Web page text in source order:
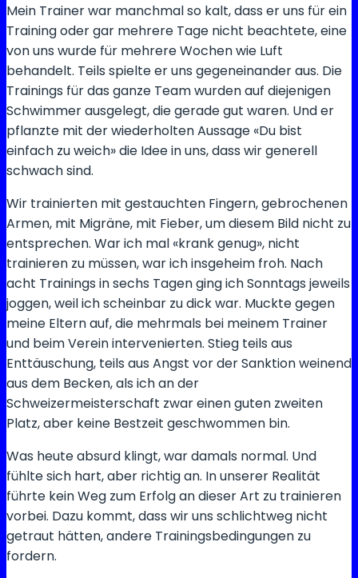
Mein Trainer war manchmal so kalt, dass er uns für ein
Training oder gar mehrere Tage nicht beachtete, eine
von uns wurde für mehrere Wochen wie Luft
behandelt. Teils spielte er uns gegeneinander aus. Die
Trainings für das ganze Team wurden auf diejenigen
Schwimmer ausgelegt, die gerade gut waren. Und er
pflanzte mit der wiederholten Aussage «Du bist
einfach zu weich» die Idee in uns, dass wir generell
schwach sind.
Wir trainierten mit gestauchten Fingern, gebrochenen
Armen, mit Migräne, mit Fieber, um diesem Bild nicht zu
entsprechen. War ich mal «krank genug», nicht
trainieren zu müssen, war ich insgeheim froh. Nach
acht Trainings in sechs Tagen ging ich Sonntags jeweils
joggen, weil ich scheinbar zu dick war. Muckte gegen
meine Eltern auf, die mehrmals bei meinem Trainer
und beim Verein intervenierten. Stieg teils aus
Enttäuschung, teils aus Angst vor der Sanktion weinend
aus dem Becken, als ich an der
Schweizermeisterschaft zwar einen guten zweiten
Platz, aber keine Bestzeit geschwommen bin.
Was heute absurd klingt, war damals normal. Und
fühlte sich hart, aber richtig an. In unserer Realität
führte kein Weg zum Erfolg an dieser Art zu trainieren
vorbei. Dazu kommt, dass wir uns schlichtweg nicht
getraut hätten, andere Trainingsbedingungen zu
fordern.